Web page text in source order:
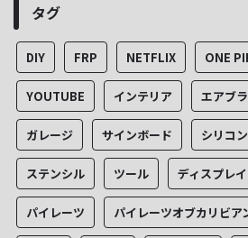
タグ
DIY FRP NETFLIX ONE
YOUTUBE インテリア エアブ
ガレージ サインボード シリコン
ステンシル ツール ディスプレイ
パイレーツ パイレーツオブカリビア